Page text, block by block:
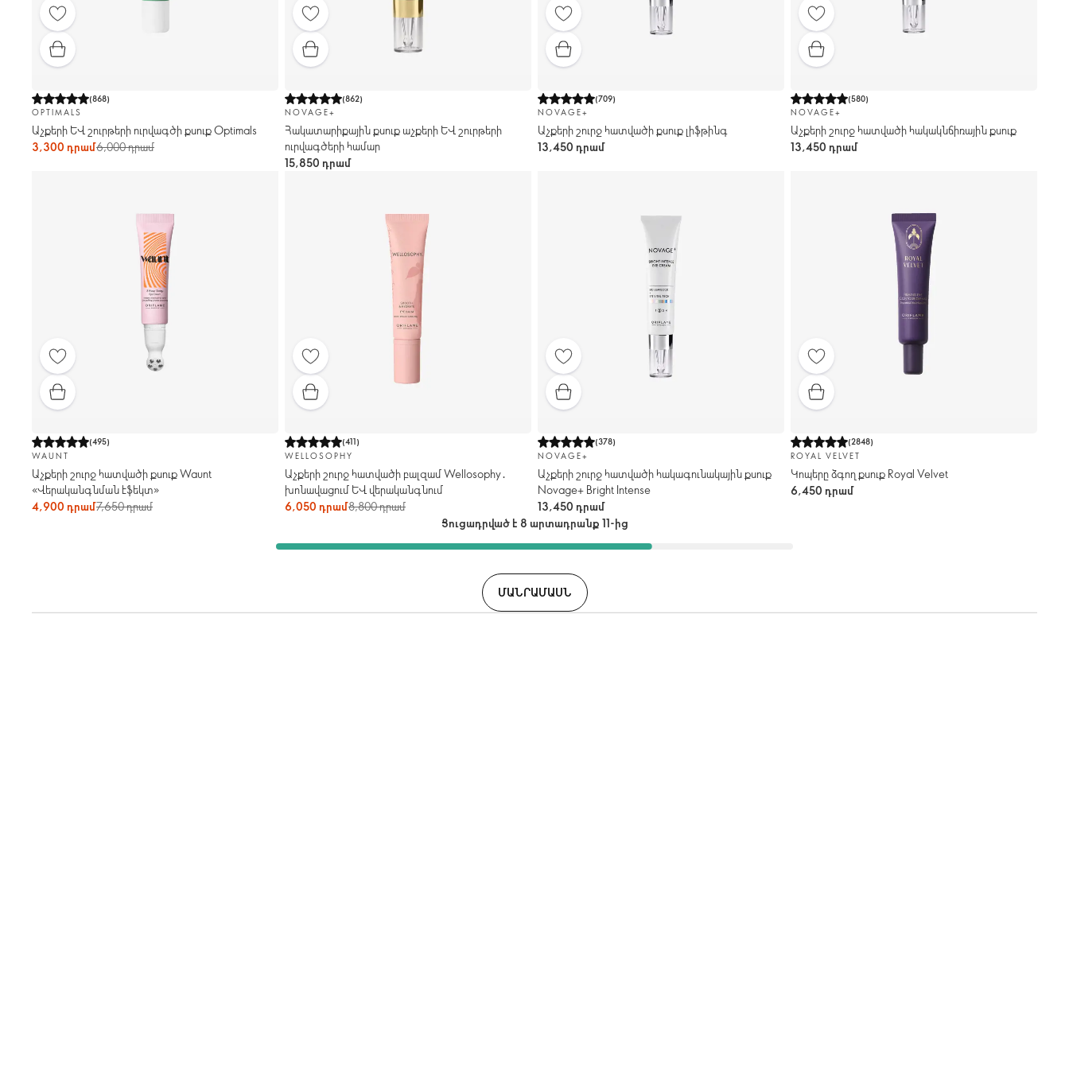
(868)
OPTIMALS
Աչքերի և շուրթերի ուրվագծի քսուք Optimals
3,300 դրամ6,000 դրամ
(862)
NOVAGE+
Հակատարիքային քսուք աչքերի և շուրթերի
ուրվագծերի համար
15,850 դրամ
(709)
NOVAGE+
Աչքերի շուրջ հատվածի քսուք լիֆթինգ
13,450 դրամ
(580)
NOVAGE+
Աչքերի շուրջ հատվածի հակակնճիռային քսուք
13,450 դրամ
(495)
WAUNT
Աչքերի շուրջ հատվածի քսուք Waunt
«Վերականգնման էֆեկտ»
4,900 դրամ7,650 դրամ
(411)
WELLOSOPHY
Աչքերի շուրջ հատվածի բալզամ Wellosophy․
խոնավացում և վերականգնում
6,050 դրամ8,800 դրամ
(378)
NOVAGE+
Աչքերի շուրջ հատվածի հակագունակային քսուք
Novage+ Bright Intense
13,450 դրամ
(2848)
ROYAL VELVET
Կոպերը ձգող քսուք Royal Velvet
6,450 դրամ
Ցուցադրված է 8 արտադրանք 11-ից
ՄԱՆՐԱՄԱՍՆ